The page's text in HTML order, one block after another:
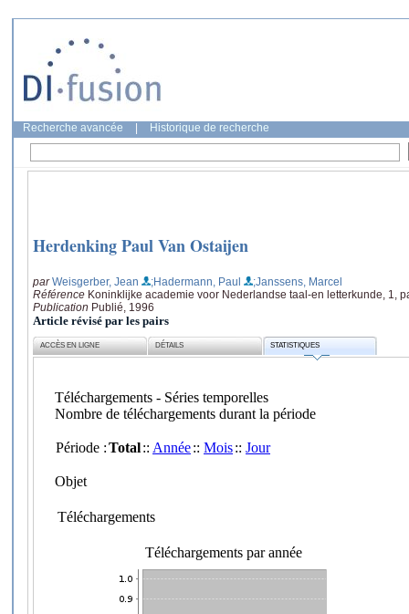
Recherche avancée Historique de recherche
Herdenking Paul Van Ostaijen
parWeisgerber, Jean ;Hadermann, Paul
;Janssens, Marcel
Référence Koninklijke academie voor Nederlandse taal-en letterkunde, 1,
Publication Publié, 1996
Article révisé par les pairs
ACCÈS EN LIGNE DÉTAILS STATISTIQUES